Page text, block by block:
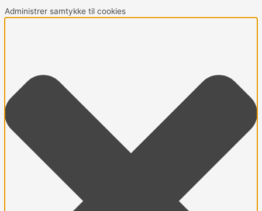
Administrer samtykke til cookies